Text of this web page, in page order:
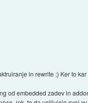
in rewrite ;) Ker to
od embedded zadev in